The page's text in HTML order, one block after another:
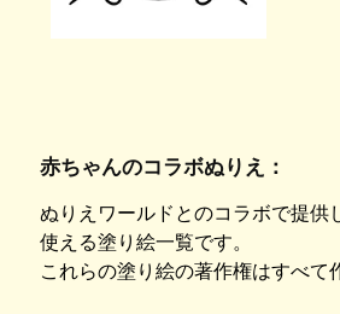
赤ちゃんのコラボぬりえ：
ぬりえワールドとのコラボで提供
使える塗り絵一覧です。
これらの塗り絵の著作権はすべて